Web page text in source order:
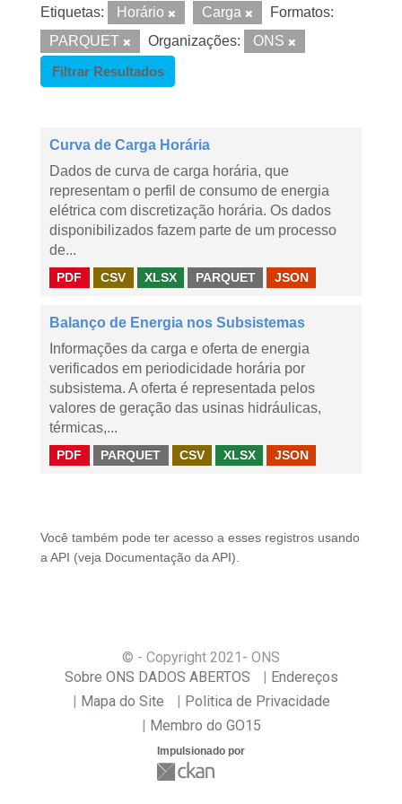
Etiquetas: Horário Carga
Formatos:
PARQUET
Organizações:
ONS
Filtrar Resultados
Curva de Carga Horária
Dados de curva de carga horária, que
representam o perfil de consumo de energia
elétrica com discretização horária. Os dados
disponibilizados fazem parte de um processo
de...
PDF CSV XLSX PARQUET JSON
Balanço de Energia nos Subsistemas
Informações da carga e oferta de energia
verificados em periodicidade horária por
subsistema. A oferta é representada pelos
valores de geração das usinas hidráulicas,
térmicas,...
PDF PARQUET CSV XLSX JSON
Você também pode ter acesso a esses registros usando
a API (veja Documentação da API ).
© - Copyright 2021 - ONS
Sobre ONS DADOS ABERTOS
Endereços
Mapa do Site
Politica de Privacidade
Membro do GO15
Impulsionado por